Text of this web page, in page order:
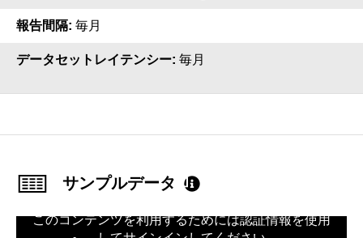
報告間隔 毎月
データセットレイテンシー 毎月
サンプルデータ
このコンテンツを利用するためには認証情報を使用